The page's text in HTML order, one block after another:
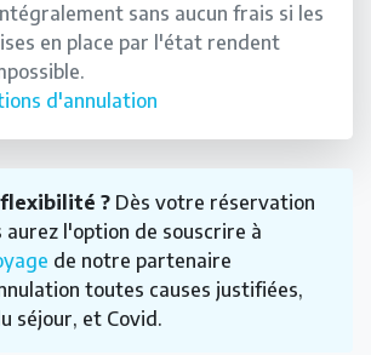
sans aucun frais si les
en place par l'état rendent
d'annulation
? Dès votre réservation
aurez l'option de souscrire à
de notre partenaire
toutes causes justifiées,
séjour, et Covid.